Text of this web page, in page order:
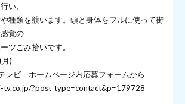
い、
います。頭と身体をフルに使って街
覚の
拾いです。
月)
レビ ホームページ内応募フォームから
tv.co.jp/?post_type=contact&p=179728